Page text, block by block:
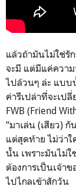
แล้วถ้ามันไม่ใช่
จะมี แต่มีแค่ควา
ไปล้วนๆ ล่ะ แบบ
ค่ารึเปล่าที่จะเป
FWB (Friend
“มาเล่น (เสียว)
แต่สุดท้าย ไม่ว่า
นั้น เพราะมันไม่ใ
ต้องการเป็นเจ้า
ไปไกลเข้าสักวัน